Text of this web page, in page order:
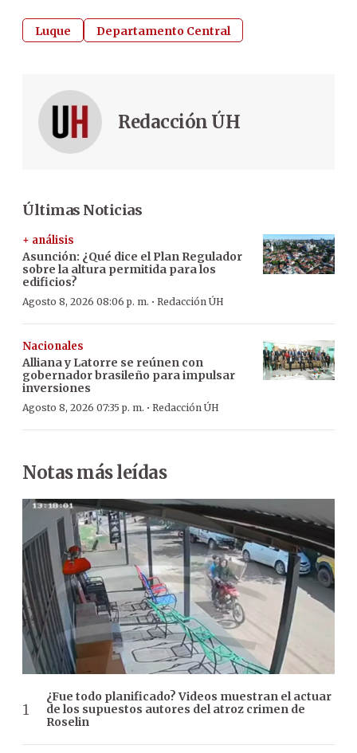
Luque Departamento Central
Redacción ÚH
Últimas Noticias
+ análisis
Asunción: ¿Qué dice el Plan Regulador
sobre la altura permitida para los
edificios?
Agosto 8, 2026 08:06 p. m. · Redacción ÚH
Nacionales
Alliana y Latorre se reúnen con
gobernador brasileño para impulsar
inversiones
Agosto 8, 2026 07:35 p. m. · Redacción ÚH
Notas más leídas
¿Fue todo planificado? Videos muestran el actuar
de los supuestos autores del atroz crimen de
Roselin